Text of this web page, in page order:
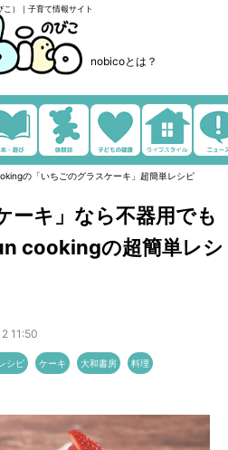
）｜子育て情報サイト
nobicoとは？
の「いちごのグラスケーキ」超簡単レシピ
ーキ」なら不器用でも
cookingの超簡単レシ
11:50
シピ ケーキ 大和書房 料理